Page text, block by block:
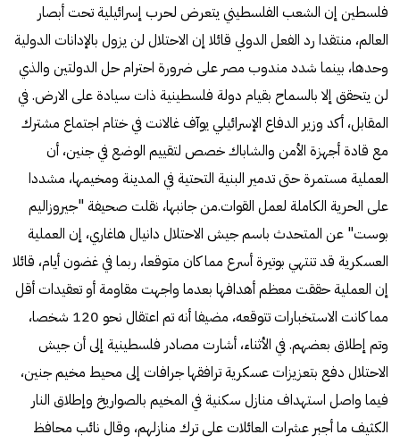
فلسطين إن الشعب الفلسطيني يتعرض لحرب إسرائيلية تحت أبصار
العالم، منتقدا رد الفعل الدولي قائلا إن الاحتلال لن يزول بالإدانات الدولية
وحدها، بينما شدد مندوب مصر على ضرورة احترام حل الدولتين والذي
لن يتحقق إلا بالسماح بقيام دولة فلسطينية ذات سيادة على الارض. في
المقابل، أكد وزير الدفاع الإسرائيلي يوآف غالانت في ختام اجتماع مشترك
مع قادة أجهزة الأمن والشاباك خصص لتقييم الوضع في جنين، أن
العملية مستمرة حتى تدمير البنية التحتية في المدينة ومخيمها، مشددا
على الحرية الكاملة لعمل القوات.من جانبها، نقلت صحيفة "جيروزاليم
بوست" عن المتحدث باسم جيش الاحتلال دانيال هاغاري، إن العملية
العسكرية قد تنتهي بوتيرة أسرع مما كان متوقعا، ربما في غضون أيام، قائلا
إن العملية حققت معظم أهدافها بعدما واجهت مقاومة أو تعقيدات أقل
مما كانت الاستخبارات تتوقعه، مضيفا أنه تم اعتقال نحو 120 شخصا،
وتم إطلاق بعضهم. في الأثناء، أشارت مصادر فلسطينية إلى أن جيش
الاحتلال دفع بتعزيزات عسكرية ترافقها جرافات إلى محيط مخيم جنين،
فيما واصل استهداف منازل سكنية في المخيم بالصواريخ وإطلاق النار
الكثيف ما أجبر عشرات العائلات على ترك منازلهم، وقال نائب محافظ